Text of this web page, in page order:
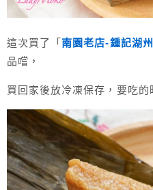
這次買了「南園老店-鍾記湖
品嚐，
買回家後放冷凍保存，要吃的